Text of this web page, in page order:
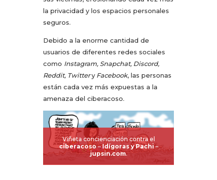
la privacidad y los espacios personales
seguros.
Debido a la enorme cantidad de
usuarios de diferentes redes sociales
como Instagram, Snapchat, Discord,
Reddit, Twittery Facebook, las personas
están cada vez más expuestas a la
amenaza del ciberacoso.
Viñeta concienciación contra el
ciberacoso–Idígoras y Pachi–
jupsin.com.